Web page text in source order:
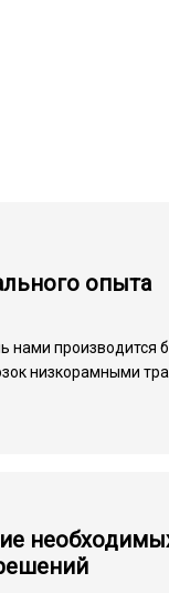
опыта
нами производится
низкорамными